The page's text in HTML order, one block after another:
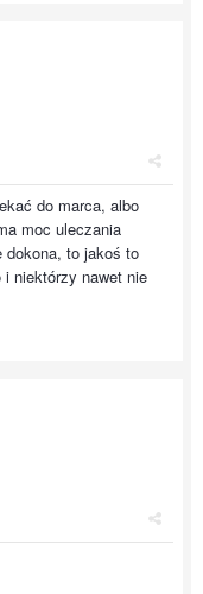
do marca, albo
moc uleczania
dokona, to jakoś to
niektórzy nawet nie